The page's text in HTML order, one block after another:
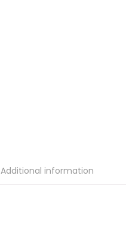
Additional information